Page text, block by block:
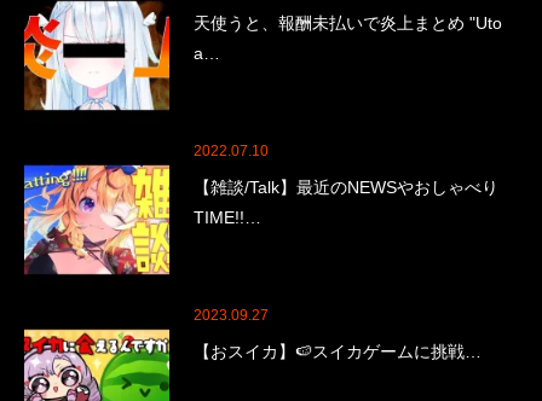
天使うと、報酬未払いで炎上まとめ "Uto
a…
2022.07.10
【雑談/Talk】最近のNEWSやおしゃべり
TIME!!…
2023.09.27
【おスイカ】🍉スイカゲームに挑戦…